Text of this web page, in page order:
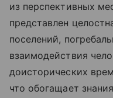
из перспективных
представлен
поселений,
взаимодействия
доисторических
что обогащает